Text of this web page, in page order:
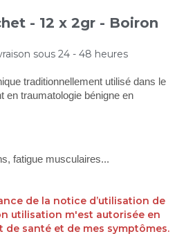
- 12 x 2gr - Boiron
sous 24 - 48 heures
traditionnellement utilisé dans le
en traumatologie bénigne en
fatigue musculaires...
de la notice d’utilisation de
utilisation m'est autorisée en
santé et de mes symptômes.